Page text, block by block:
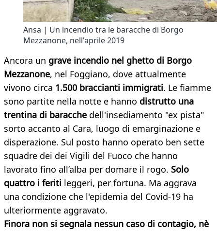
Ansa | Un incendio tra le baracche di Borgo
Mezzanone, nell'aprile 2019
Ancora un grave incendio nel ghetto di Borgo
Mezzanone, nel Foggiano, dove attualmente
vivono circa 1.500 braccianti immigrati. Le fiamme
sono partite nella notte e hanno distrutto una
trentina di baracche dell'insediamento "ex pista"
sorto accanto al Cara, luogo di emarginazione e
disperazione. Sul posto hanno operato ben sette
squadre dei dei Vigili del Fuoco che hanno
lavorato fino all’alba per domare il rogo. Solo
quattro i feriti leggeri, per fortuna. Ma aggrava
una condizione che l'epidemia del Covid-19 ha
ulteriormente aggravato.
Finora non si segnala nessun caso di contagio, nè